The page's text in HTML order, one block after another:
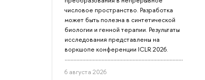
числовое пространство. Разработка
может быть полезна в синтетической
биологии и генной терапии. Результаты
исследования представлены на
воркшопе конференции ICLR 2026.
6 августа 2026